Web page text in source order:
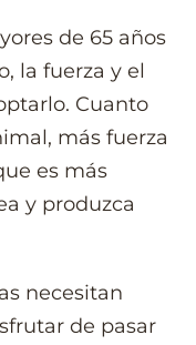
de 65 años
la fuerza y el
Cuanto
más fuerza
es más
y produzca
necesitan
de pasar